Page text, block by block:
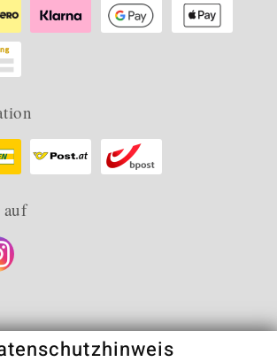
auf